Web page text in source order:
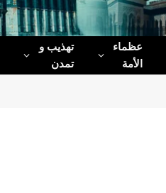
عظماء‌
الأمة
تهذیب و
تمدن